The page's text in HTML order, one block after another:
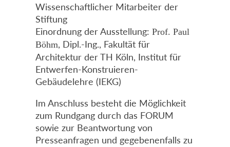
Wissenschaftlicher Mitarbeiter der
Stiftung
Einordnung der Ausstellung: Prof. Paul
Böhm, Dipl.-Ing., Fakultät für
Architektur der TH Köln, Institut für
Entwerfen-Konstruieren-
Gebäudelehre (IEKG)
Im Anschluss besteht die Möglichkeit
zum Rundgang durch das FORUM
sowie zur Beantwortung von
Presseanfragen und gegebenenfalls zu